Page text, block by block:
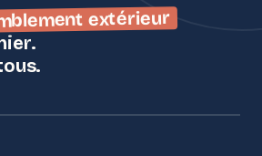
extérieur